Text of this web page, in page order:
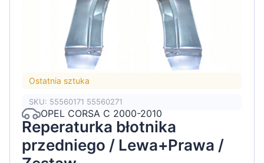
Ostatnia sztuka
SKU: 55560171 55560271
OPEL CORSA C 2000-2010
Reperaturka błotnika
przedniego / Lewa+Prawa /